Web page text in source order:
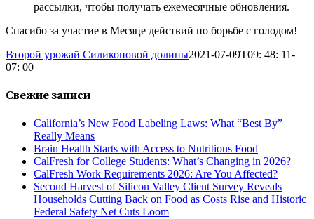
рассылки, чтобы получать ежемесячные обновления.
Спасибо за участие в Месяце действий по борьбе с голодом!
Второй урожай Силиконовой долины2021-07-09T09: 48: 11-
07: 00
Свежие записи
California’s New Food Labeling Laws: What “Best By”
Really Means
Brain Health Starts with Access to Nutritious Food
CalFresh for College Students: What’s Changing in 2026?
CalFresh Work Requirements 2026: Are You Affected?
Second Harvest of Silicon Valley Client Survey Reveals
Households Cutting Back on Food as Costs Rise and Historic
Federal Safety Net Cuts Loom